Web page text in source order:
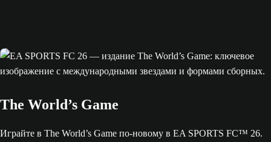
The World’s Game
Играйте в The World’s Game по-новому в EA SPORTS FC™ 26.